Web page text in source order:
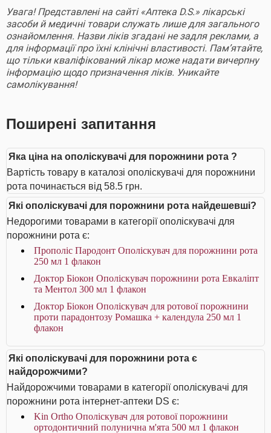
Увага! Представлені на сайті «Аптека D.S.» лікарські
засоби й медичні товари служать лише для загального
ознайомлення. Назви ліків згадані не задля реклами, а
для інформації про їхні клінічні властивості. Пам’ятайте,
що тільки кваліфікований лікар може надати вичерпну
інформацію щодо призначення ліків. Уникайте
самолікування!
Поширені запитання
Яка ціна на ополіскувачі для порожнини рота ?
Вартість товару в каталозі ополіскувачі для порожнини
рота починається від 58.5 грн.
Які ополіскувачі для порожнини рота найдешевші?
Недорогими товарами в категорії ополіскувачі для
порожнини рота є:
Прополіс Пародонт Ополіскувач для порожнини рота
250 мл 1 флакон
Доктор Біокон Ополіскувач порожнини рота Евкаліпт
та Ментол 300 мл 1 флакон
Доктор Біокон Ополіскувач для ротової порожнини
проти парадонтозу Ромашка + календула 250 мл 1
флакон
Які ополіскувачі для порожнини рота є
найдорожчими?
Найдорожчими товарами в категорії ополіскувачі для
порожнини рота інтернет-аптеки DS є:
Kin Ortho Ополіскувач для ротової порожнини
ортодонтичний полунична м'ята 500 мл 1 флакон